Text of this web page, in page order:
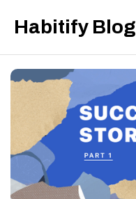
Habitify Blog